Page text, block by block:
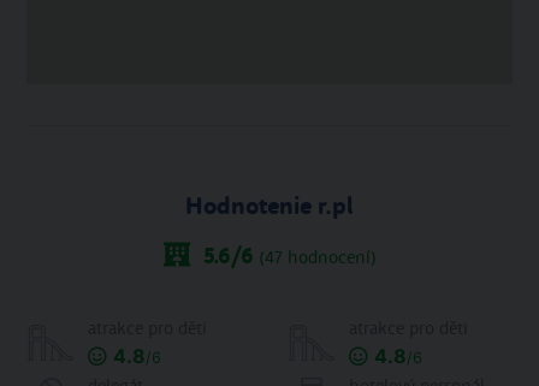
Hodnotenie r.pl
5.6/6 (47 hodnocení)
4.8/6 4.8/6